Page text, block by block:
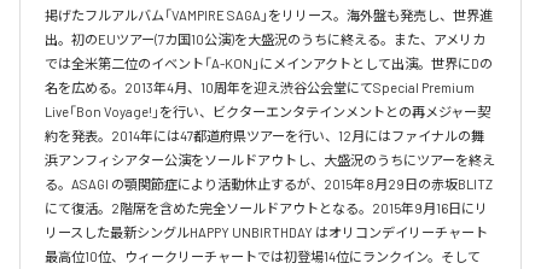
掲げたフルアルバム「VAMPIRE SAGA」をリリース。海外盤も発売し、世界進
出。初のEUツアー(7カ国10公演)を大盛況のうちに終える。また、アメリカ
では全米第二位のイベント「A-KON」にメインアクトとして出演。世界にDの
名を広める。2013年4月、10周年を迎え渋谷公会堂にてSpecial Premium
Live「Bon Voyage!」を行い、ビクターエンタテインメントとの再メジャー契
約を発表。2014年には47都道府県ツアーを行い、12月にはファイナルの舞
浜アンフィシアター公演をソールドアウトし、大盛況のうちにツアーを終え
る。ASAGI の顎関節症により活動休止するが、2015年8月29日の赤坂BLITZ
にて復活。2階席を含めた完全ソールドアウトとなる。2015年9月16日にリ
リースした最新シングルHAPPY UNBIRTHDAY はオリコンデイリーチャート
最高位10位、ウィークリーチャートでは初登場14位にランクイン。そして